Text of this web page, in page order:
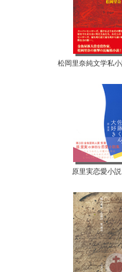
松岡里奈純文学私
原里実恋愛小